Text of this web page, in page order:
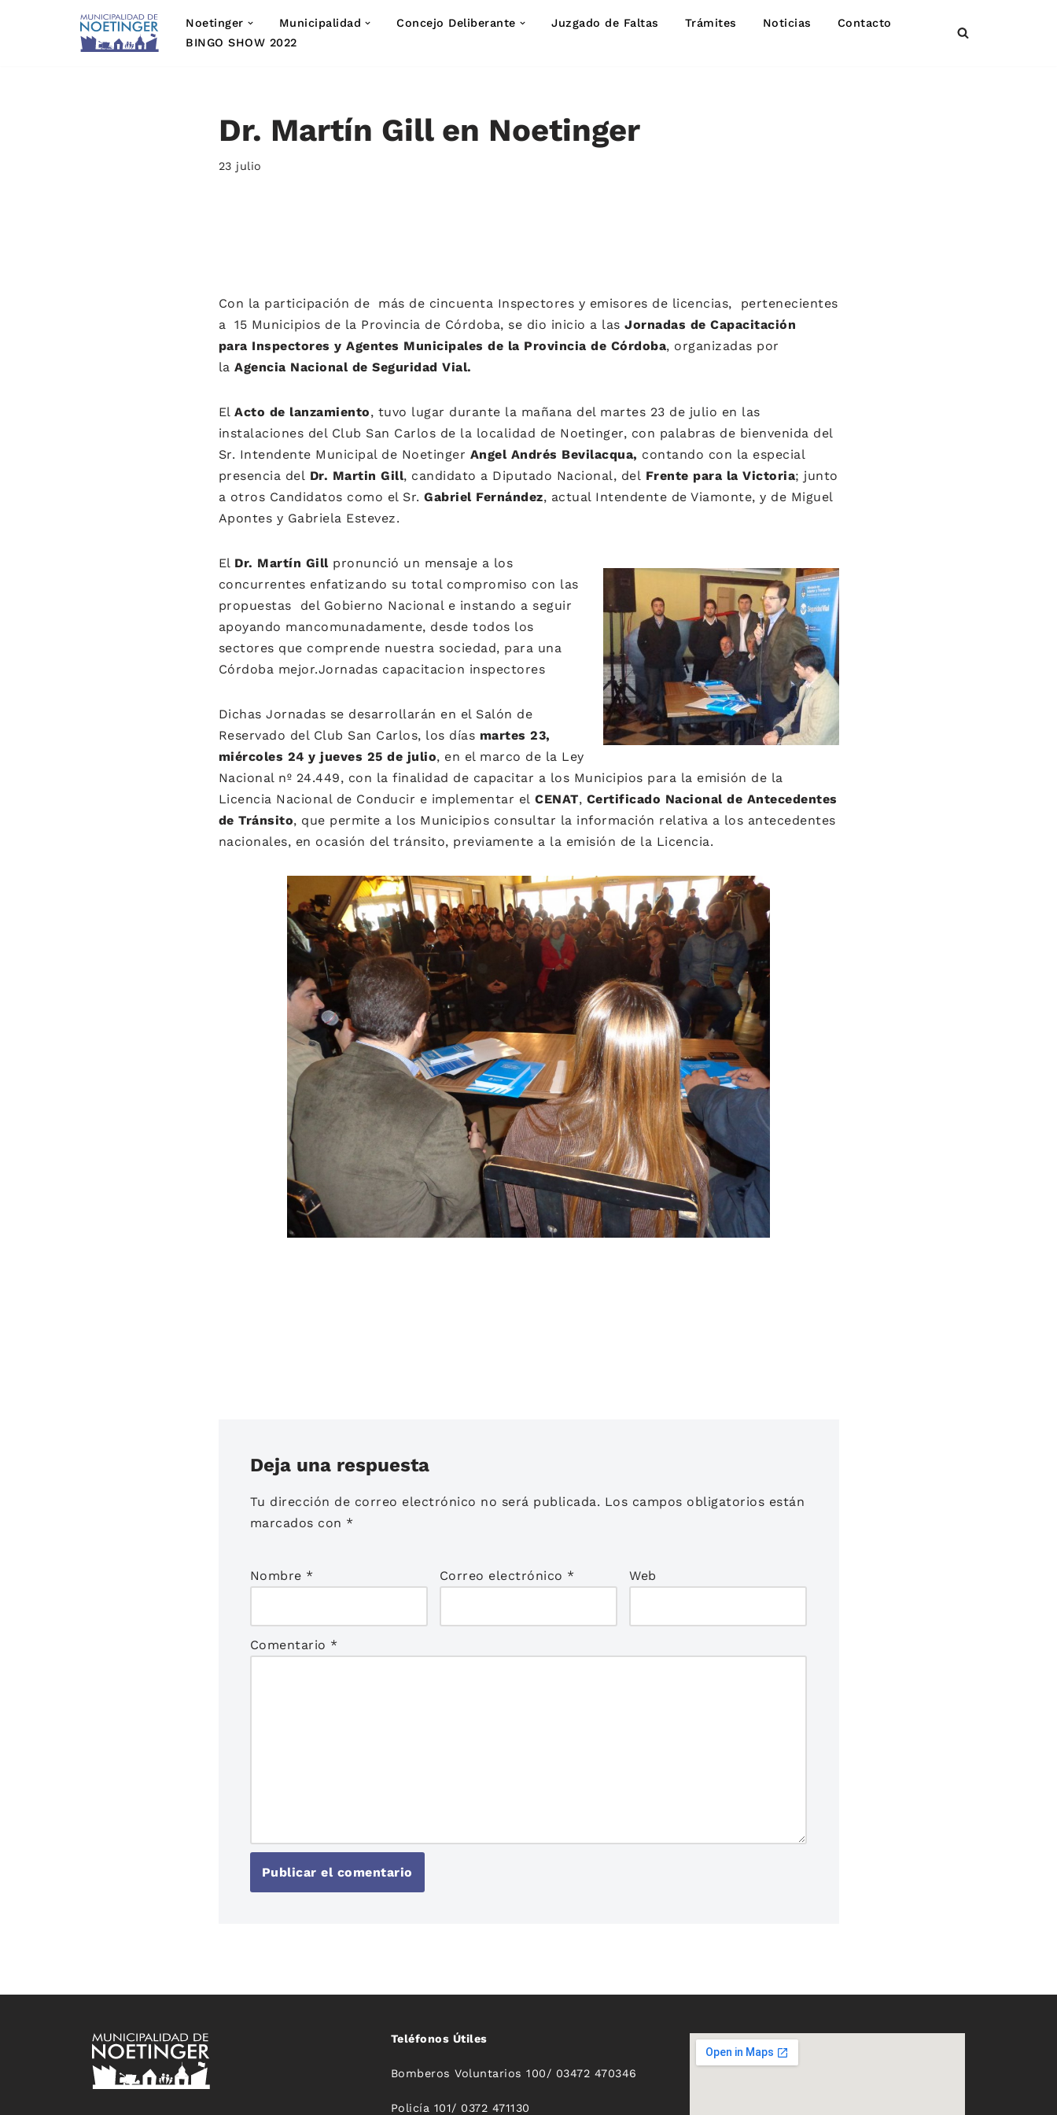
Noetinger Municipalidad Concejo Deliberante Juzgado de Faltas Trámites Noticias
Contacto
BINGO SHOW 2022
Dr. Martín Gill en Noetinger
23 julio
Con la participación de más de cincuenta Inspectores y emisores de licencias, pertenecientes
a 15 Municipios de la Provincia de Córdoba, se dio inicio a las Jornadas de Capacitación
para Inspectores y Agentes Municipales de la Provincia de Córdoba, organizadas por
la Agencia Nacional de Seguridad Vial.
El Acto de lanzamiento, tuvo lugar durante la mañana del martes 23 de julio en las
instalaciones del Club San Carlos de la localidad de Noetinger, con palabras de bienvenida del
Sr. Intendente Municipal de Noetinger Angel Andrés Bevilacqua, contando con la especial
presencia del Dr. Martin Gill, candidato a Diputado Nacional, del Frente para la Victoria; junto
a otros Candidatos como el Sr. Gabriel Fernández, actual Intendente de Viamonte, y de Miguel
Apontes y Gabriela Estevez.
El Dr. Martín Gillpronunció un mensaje a los
concurrentes enfatizando su total compromiso con las
propuestas del Gobierno Nacional e instando a seguir
apoyando mancomunadamente, desde todos los
sectores que comprende nuestra sociedad, para una
Córdoba mejor.Jornadas capacitacion inspectores
Dichas Jornadas se desarrollarán en el Salón de
Reservado del Club San Carlos, los días martes 23,
miércoles 24 y jueves 25 de julio, en el marco de la Ley
Nacional nº 24.449, con la finalidad de capacitar a los Municipios para la emisión de la
Licencia Nacional de Conducir e implementar el CENAT, Certificado Nacional de Antecedentes
de Tránsito, que permite a los Municipios consultar la información relativa a los antecedentes
nacionales, en ocasión del tránsito, previamente a la emisión de la Licencia.
Deja una respuesta
Tu dirección de correo electrónico no será publicada. Los campos obligatorios están
marcados con *
Nombre * Correo electrónico * Web
Comentario *
Teléfonos Útiles
Bomberos Voluntarios 100/ 03472 470346
Policía 101/ 0372 471130